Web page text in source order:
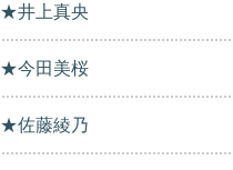
★井上真央
★今田美桜
★佐藤綾乃